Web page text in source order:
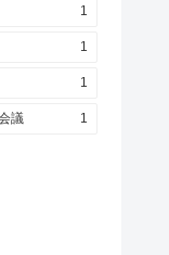
1
1
1
議 1